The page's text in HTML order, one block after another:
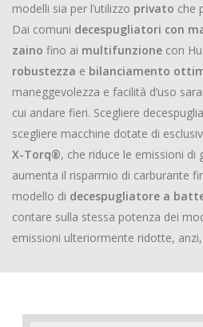
modelli sia per l’utilizzo privato che
Dai comuni decespugliatori con
zaino fino ai multifunzione con
robustezza e bilanciamento
maneggevolezza e facilità d’uso
cui andare fieri. Scegliere
scegliere macchine dotate di
X-Torq®, che riduce le emissioni di
aumenta il risparmio di carburante
modello di decespugliatore a
contare sulla stessa potenza dei
emissioni ulteriormente ridotte, anzi,